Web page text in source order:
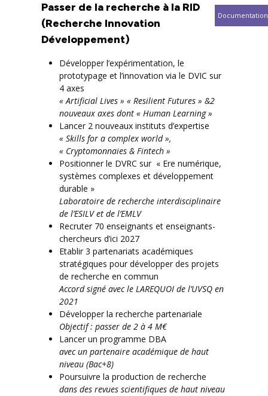
Passer de la recherche à la RID
(Recherche Innovation
Développement)
Développer l’expérimentation, le
prototypage et l’innovation via le DVIC sur
4 axes
« Artificial Lives » « Resilient Futures » &2
nouveaux axes dont « Human Learning »
Lancer 2 nouveaux instituts d’expertise
« Skills for a complex world »,
« Cryptomonnaies & Fintech »
Positionner le DVRC sur « Ere numérique,
systèmes complexes et développement
durable »
Laboratoire de recherche interdisciplinaire
de l’ESILV et de l’EMLV
Recruter 70 enseignants et enseignants-
chercheurs d’ici 2027
Etablir 3 partenariats académiques
stratégiques pour développer des projets
de recherche en commun
Accord signé avec le LAREQUOI de l’UVSQ en
2021
Développer la recherche partenariale
Objectif : passer de 2 à 4 M€
Lancer un programme DBA
avec un partenaire académique de haut
niveau (Bac+8)
Poursuivre la production de recherche
dans des revues scientifiques de haut niveau
Documentation